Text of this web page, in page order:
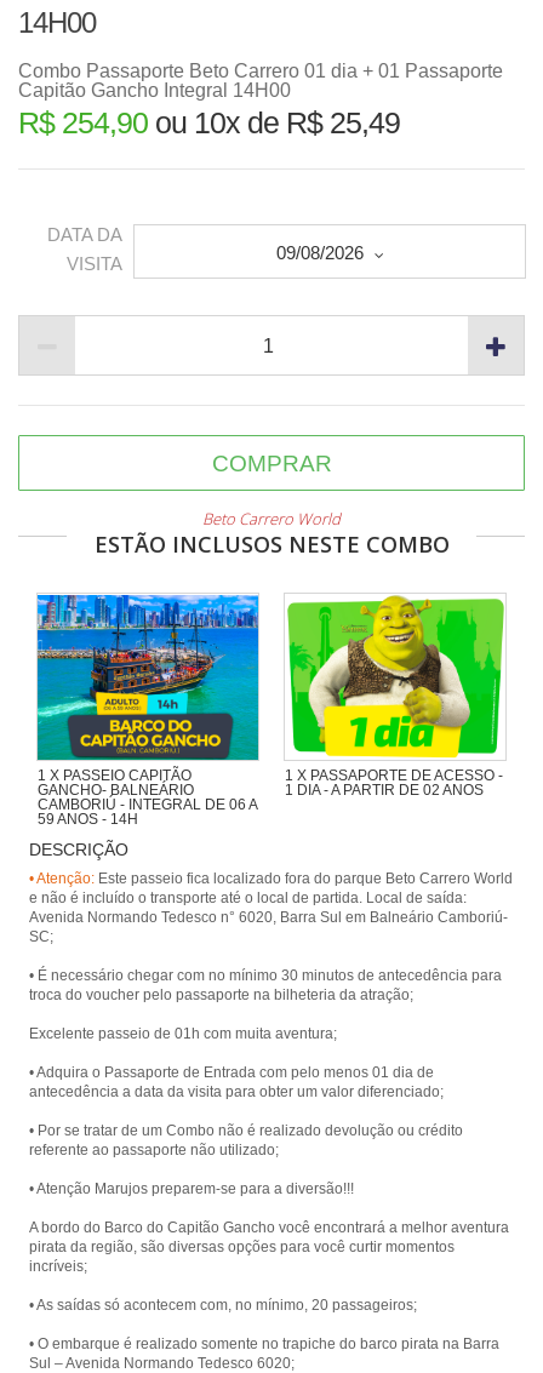
14H00
Combo Passaporte Beto Carrero 01 dia + 01 Passaporte
Capitão Gancho Integral 14H00
R$ 254,90 ou 10x de R$ 25,49
DATA DA
VISITA
09/08/2026
COMPRAR
Beto Carrero World
ESTÃO INCLUSOS NESTE COMBO
1 X PASSEIO CAPITÃO
GANCHO- BALNEÁRIO
CAMBORIÚ - INTEGRAL DE 06 A
59 ANOS - 14H
Navegando pela Orla de BC,
desembarcando na Praia de
Laranjeiras, com presença animada
de piratas.
1 X PASSAPORTE DE ACESSO -
1 DIA - A PARTIR DE 02 ANOS
DESCRIÇÃO
• Atenção: Este passeio fica localizado fora do parque Beto Carrero World
e não é incluído o transporte até o local de partida. Local de saída:
Avenida Normando Tedesco n° 6020, Barra Sul em Balneário Camboriú-
SC;
• É necessário chegar com no mínimo 30 minutos de antecedência para
troca do voucher pelo passaporte na bilheteria da atração;
Excelente passeio de 01h com muita aventura;
• Adquira o Passaporte de Entrada com pelo menos 01 dia de
antecedência a data da visita para obter um valor diferenciado;
• Por se tratar de um Combo não é realizado devolução ou crédito
referente ao passaporte não utilizado;
• Atenção Marujos preparem-se para a diversão!!!
A bordo do Barco do Capitão Gancho você encontrará a melhor aventura
pirata da região, são diversas opções para você curtir momentos
incríveis;
• As saídas só acontecem com, no mínimo, 20 passageiros;
• O embarque é realizado somente no trapiche do barco pirata na Barra
Sul – Avenida Normando Tedesco 6020;